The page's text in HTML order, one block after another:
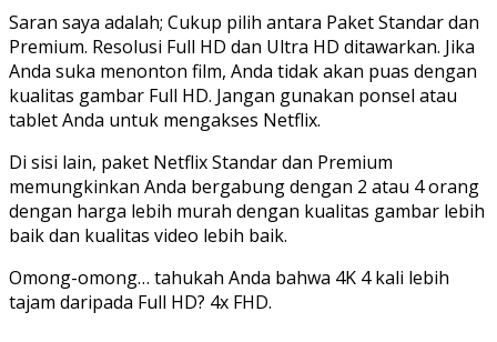
Saran saya adalah; Cukup pilih antara Paket Standar dan
Premium. Resolusi Full HD dan Ultra HD ditawarkan. Jika
Anda suka menonton film, Anda tidak akan puas dengan
kualitas gambar Full HD. Jangan gunakan ponsel atau
tablet Anda untuk mengakses Netflix.
Di sisi lain, paket Netflix Standar dan Premium
memungkinkan Anda bergabung dengan 2 atau 4 orang
dengan harga lebih murah dengan kualitas gambar lebih
baik dan kualitas video lebih baik.
Omong-omong… tahukah Anda bahwa 4K 4 kali lebih
tajam daripada Full HD? 4x FHD.